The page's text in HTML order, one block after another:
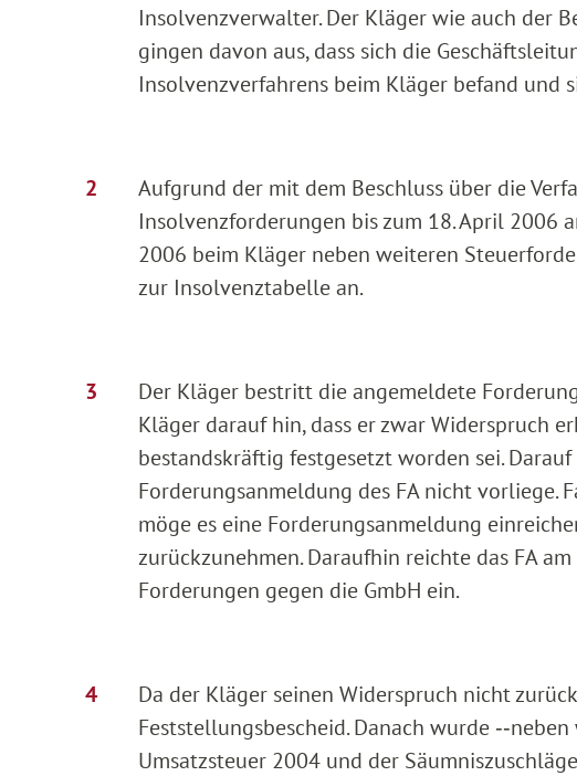
Insolvenzverwalter. Der Kläger wie auch der
gingen davon aus, dass sich die
Insolvenzverfahrens beim Kläger befand und
Aufgrund der mit dem Beschluss über die
Insolvenzforderungen bis zum 18. April 2006
2006 beim Kläger neben weiteren
zur Insolvenztabelle an.
Der Kläger bestritt die angemeldete
Kläger darauf hin, dass er zwar Widerspruch
bestandskräftig festgesetzt worden sei.
Forderungsanmeldung des FA nicht vorliege.
möge es eine Forderungsanmeldung
zurückzunehmen. Daraufhin reichte das FA
Forderungen gegen die GmbH ein.
Da der Kläger seinen Widerspruch nicht
Feststellungsbescheid. Danach wurde
Umsatzsteuer 2004 und der